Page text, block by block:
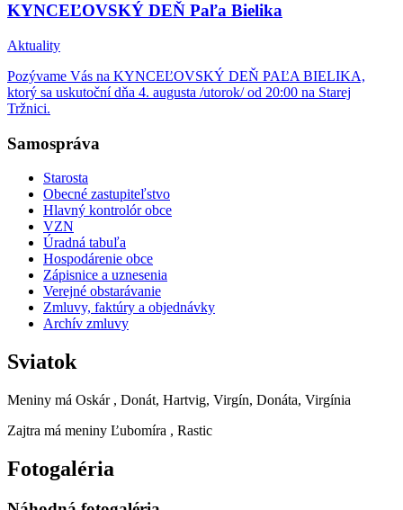
KYNCEĽOVSKÝ DEŇ Paľa Bielika
Aktuality
Pozývame Vás na KYNCEĽOVSKÝ DEŇ PAĽA BIELIKA,
ktorý sa uskutoční dňa 4. augusta /utorok/ od 20:00 na Starej
Tržnici.
Samospráva
Starosta
Obecné zastupiteľstvo
Hlavný kontrolór obce
VZN
Úradná tabuľa
Hospodárenie obce
Zápisnice a uznesenia
Verejné obstarávanie
Zmluvy, faktúry a objednávky
Archív zmluvy
Sviatok
Meniny má Oskár , Donát, Hartvig, Virgín, Donáta, Virgínia
Zajtra má meniny Ľubomíra , Rastic
Fotogaléria